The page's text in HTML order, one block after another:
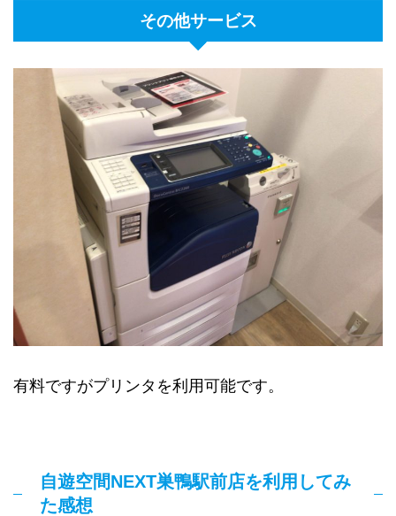
その他サービス
有料ですがプリンタを利用可能です。
自遊空間NEXT巣鴨駅前店を利用してみ
た感想